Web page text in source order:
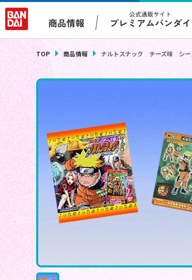
商品情報
公式通販サイト
プレミアムバンダイ
TOP 商品情報 ナルトスナック チーズ味 シー